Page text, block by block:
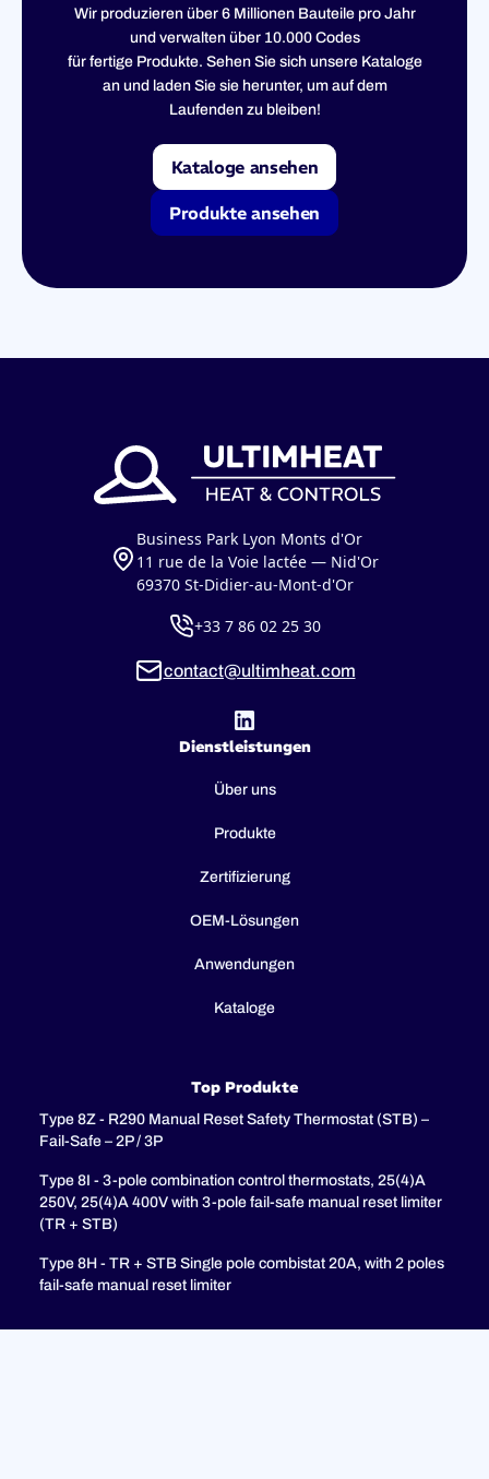
Wir produzieren über 6 Millionen Bauteile pro Jahr
und verwalten über 10.000 Codes
für fertige Produkte. Sehen Sie sich unsere Kataloge
an und laden Sie sie herunter, um auf dem
Laufenden zu bleiben!
Kataloge ansehen
Produkte ansehen
Business Park Lyon Monts d'Or
11 rue de la Voie lactée — Nid'Or
69370 St-Didier-au-Mont-d'Or
+33 7 86 02 25 30
contact@ultimheat.com
Dienstleistungen
Über uns
Produkte
Zertifizierung
OEM-Lösungen
Anwendungen
Kataloge
Top Produkte
Type 8Z - R290 Manual Reset Safety Thermostat (STB) –
Fail-Safe – 2P / 3P
Type 8I - 3-pole combination control thermostats, 25(4)A
250V, 25(4)A 400V with 3-pole fail-safe manual reset limiter
(TR + STB)
Type 8H - TR + STB Single pole combistat 20A, with 2 poles
fail-safe manual reset limiter